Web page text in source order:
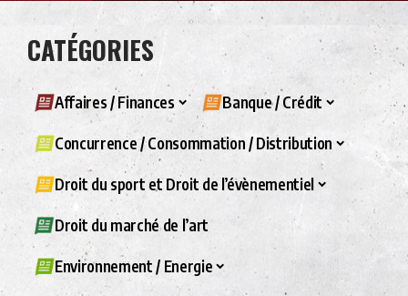
CATÉGORIES
Affaires / Finances Banque / Crédit
Concurrence / Consommation / Distribution
Droit du sport et Droit de l’évènementiel
Droit du marché de l’art
Environnement / Energie